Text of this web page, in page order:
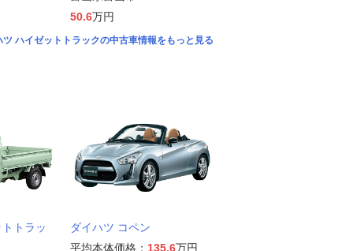
50.6万円
ツ ハイゼットトラックの中古車情報をもっと見る
トラッ
ダイハツ コペン
平均本体価格： 135.6万円